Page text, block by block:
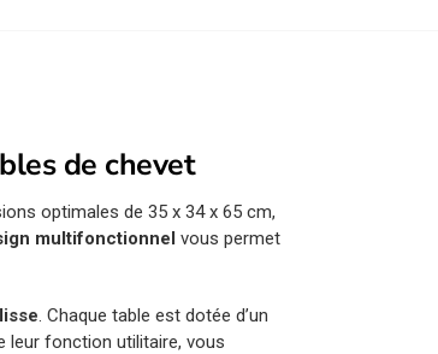
de chevet
optimales de 35 x 34 x 65 cm,
multifonctionnel vous permet
. Chaque table est dotée d’un
leur fonction utilitaire, vous